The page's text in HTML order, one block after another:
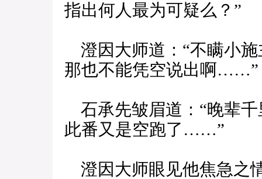
指出何人最为可疑么？”
澄因大师道：“不瞒小
那也不能凭空说出啊……”
石承先皱眉道：“晚辈
此番又是空跑了……”
澄因大师眼见他焦急之